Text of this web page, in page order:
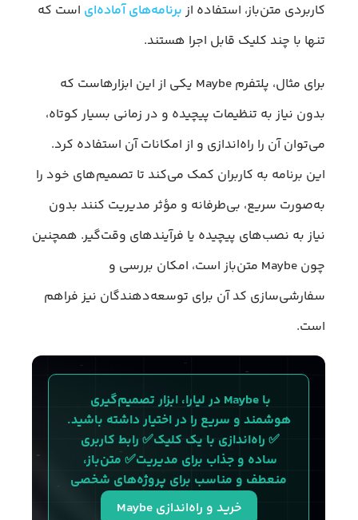
کاربردی متن‌باز، استفاده از برنامه‌های آماده‌ای است که
تنها با چند کلیک قابل اجرا هستند.
برای مثال، پلتفرم Maybe یکی از این ابزارهاست که
بدون نیاز به تنظیمات پیچیده و در زمانی بسیار کوتاه،
می‌توان آن را راه‌اندازی و از امکانات آن استفاده کرد.
این برنامه به کاربران کمک می‌کند تا تصمیم‌های خود را
به‌صورت سریع، بی‌طرفانه و مؤثر مدیریت کنند بدون
نیاز به نصب‌های پیچیده یا فرآیندهای وقت‌گیر. همچنین
چون Maybe متن‌باز است، امکان بررسی و
سفارشی‌سازی کد آن برای توسعه‌دهندگان نیز فراهم
است.
با Maybe در لیارا، ابزار تصمیم‌گیری
هوشمند و سریع را در اختیار داشته باشید.
✅ راه‌اندازی با یک کلیک✅ رابط کاربری
ساده و جذاب برای مدیریت✅ متن‌باز،
منعطف و مناسب برای پروژه‌های شخصی
خرید و راه‌اندازی Maybe